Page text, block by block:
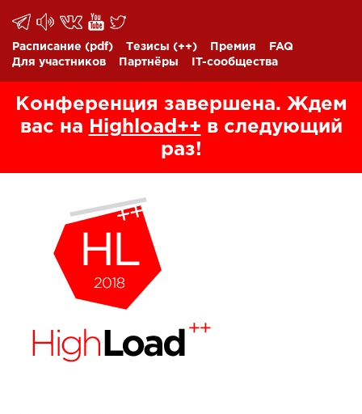
Расписание (pdf) Тезисы (++) Премия
FAQ
Для участников
Партнёры IT-сообщества
Конференция завершена. Ждем
вас на Highload++ в следующий
раз!